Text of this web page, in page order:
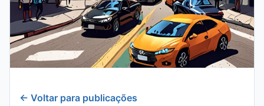
← Voltar para publicações